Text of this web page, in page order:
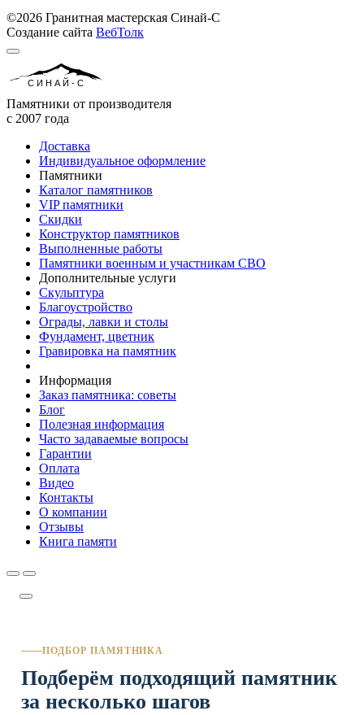
©2026 Гранитная мастерская Синай-С
Создание сайта ВебТолк
СИНАЙ-С
Памятники от производителя
с 2007 года
Доставка
Индивидуальное оформление
Памятники
Каталог памятников
VIP памятники
Скидки
Конструктор памятников
Выполненные работы
Памятники военным и участникам СВО
Дополнительные услуги
Скульптура
Благоустройство
Ограды, лавки и столы
Фундамент, цветник
Гравировка на памятник
Информация
Заказ памятника: советы
Блог
Полезная информация
Часто задаваемые вопросы
Гарантии
Оплата
Видео
Контакты
О компании
Отзывы
Книга памяти
ПОДБОР ПАМЯТНИКА
Подберём подходящий памятник
за несколько шагов